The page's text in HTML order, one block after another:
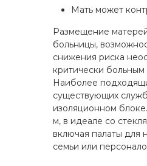
Мать может
Размещение
больницы,
снижения риска
критически
Наиболее
существующих
изоляционном
м, в идеале со
включая палаты для
семьи или